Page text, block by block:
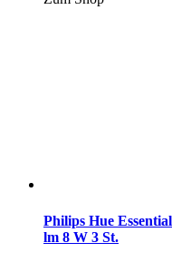
Philips Hue
lm 8 W 3 St.